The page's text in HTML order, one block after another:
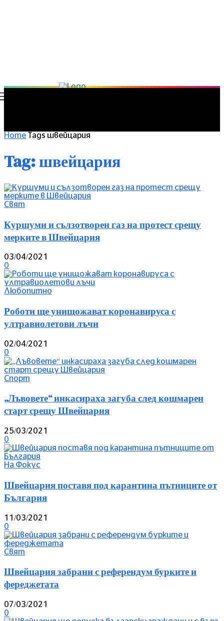
Home Tags швейцария
Tag: швейцария
Свят
Куршуми и сълзотворен газ на протест срещу
мерките в Швейцария
03/04/2021
0
Любопитно
Роботи ще унищожават коронавируса с
ултравиолетови лъчи
02/04/2021
0
Спорт
„Лъвовете“ инкасираха загуба след кошмарен
старт срещу Швейцария
25/03/2021
0
На Фокус
Швейцария поставя под карантина пътниците от
България
11/03/2021
0
Свят
Швейцария забрани с референдум бурките и
фереджетата
07/03/2021
0